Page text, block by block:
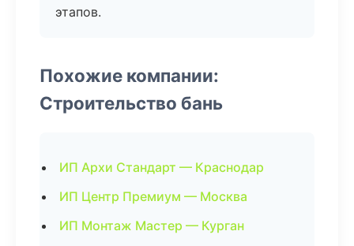
этапов.
Похожие компании:
Строительство бань
ИП Архи Стандарт — Краснодар
ИП Центр Премиум — Москва
ИП Монтаж Мастер — Курган